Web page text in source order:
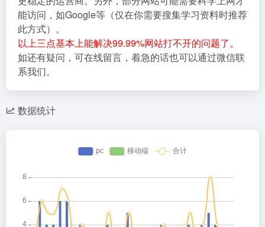
能访问，如Google等（仅在你需要搜集学习资料时推荐
此方式）。
以上三点基本上能解决99.99%网站打不开的问题了。
如还有疑问，可在线留言，着急的话也可以通过微信联
系我们。
数据统计